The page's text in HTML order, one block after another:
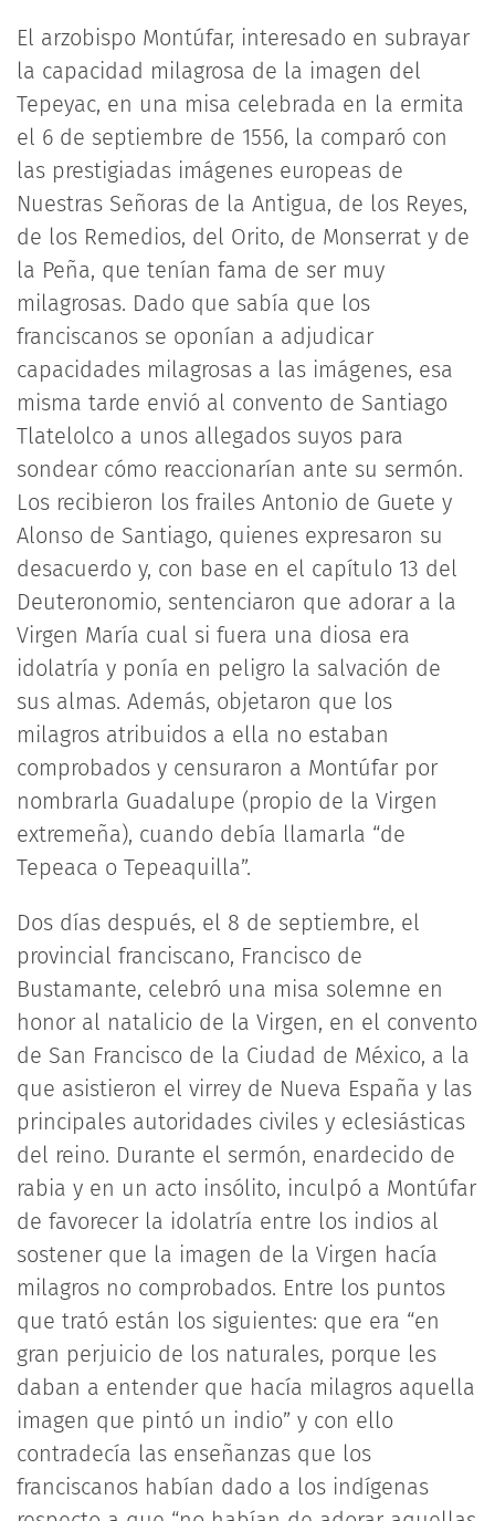
El arzobispo Montúfar, interesado en subrayar
la capacidad milagrosa de la imagen del
Tepeyac, en una misa celebrada en la ermita
el 6 de septiembre de 1556, la comparó con
las prestigiadas imágenes europeas de
Nuestras Señoras de la Antigua, de los Reyes,
de los Remedios, del Orito, de Monserrat y de
la Peña, que tenían fama de ser muy
milagrosas. Dado que sabía que los
franciscanos se oponían a adjudicar
capacidades milagrosas a las imágenes, esa
misma tarde envió al convento de Santiago
Tlatelolco a unos allegados suyos para
sondear cómo reaccionarían ante su sermón.
Los recibieron los frailes Antonio de Guete y
Alonso de Santiago, quienes expresaron su
desacuerdo y, con base en el capítulo 13 del
Deuteronomio, sentenciaron que adorar a la
Virgen María cual si fuera una diosa era
idolatría y ponía en peligro la salvación de
sus almas. Además, objetaron que los
milagros atribuidos a ella no estaban
comprobados y censuraron a Montúfar por
nombrarla Guadalupe (propio de la Virgen
extremeña), cuando debía llamarla “de
Tepeaca o Tepeaquilla”.
Dos días después, el 8 de septiembre, el
provincial franciscano, Francisco de
Bustamante, celebró una misa solemne en
honor al natalicio de la Virgen, en el convento
de San Francisco de la Ciudad de México, a la
que asistieron el virrey de Nueva España y las
principales autoridades civiles y eclesiásticas
del reino. Durante el sermón, enardecido de
rabia y en un acto insólito, inculpó a Montúfar
de favorecer la idolatría entre los indios al
sostener que la imagen de la Virgen hacía
milagros no comprobados. Entre los puntos
que trató están los siguientes: que era “en
gran perjuicio de los naturales, porque les
daban a entender que hacía milagros aquella
imagen que pintó un indio” y con ello
contradecía las enseñanzas que los
franciscanos habían dado a los indígenas